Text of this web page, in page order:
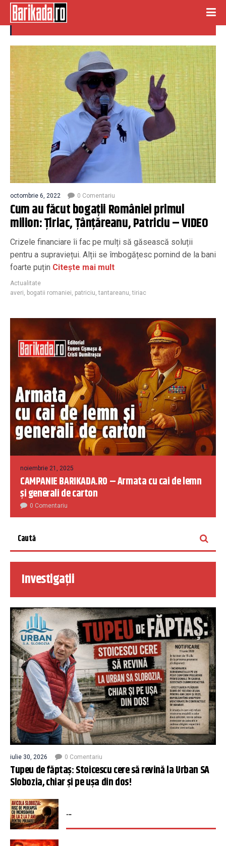
tantareanu
octombrie 6, 2022 0 Comentariu
Cum au făcut bogații României primul
milion: Țiriac, Țânțăreanu, Patriciu – VIDEO
Crizele financiare îi fac pe mulți să găsească soluții
pentru a supraviețui. Alții se îmbogățesc pornind de la bani
foarte puțin Citește mai mult
Actualitate
averi, bogatii romaniei, patriciu,tantareanu,tiriac
noiembrie 21, 2025
CAMPANIE BARIKADA.RO – Armata cu cai de lemn
și generali de carton
0 Comentariu
Investigații
iulie 30, 2026 0 Comentariu
Tupeu de făptaș: Stoicescu cere să revină la Urban SA
Slobozia, chiar și pe ușa din dos!
...